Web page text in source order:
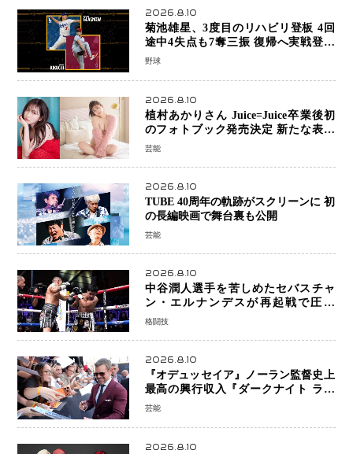
2026.8.10
菊池雄星、3度目のリハビリ登板 4回
途中4失点も7奪三振 復帰へ実戦登板
を重ねる
野球
2026.8.10
植村あかりさん Juice=Juice卒業後初
のフォトブック発売決定 新たな表現
者としての“今”を凝縮
芸能
2026.8.10
TUBE 40周年の軌跡がスクリーンに 初
の長編映画で舞台裏も公開
芸能
2026.8.10
中谷潤人選手を苦しめたセバスチャ
ン・エルナンデスが再起戦で圧巻
KO 2回で相手を沈める…次戦は亀田
格闘技
2026.8.10
『オデュッセイア』ノーラン監督史上
最高の興行収入『ダークナイト ライ
ジング』超え、世界で11億ドル突破
芸能
2026.8.10